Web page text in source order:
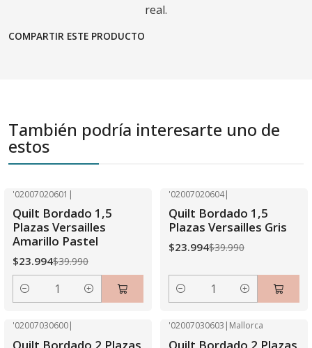
real.
COMPARTIR ESTE PRODUCTO
También podría interesarte uno de
estos
'02007020601 |
Quilt Bordado 1,5
Plazas Versailles
Amarillo Pastel
$23.994$39.990
Cantidad
'02007020604|
Quilt Bordado 1,5
Plazas Versailles Gris
$23.994$39.990
Cantidad
'02007030600|
Quilt Bordado 2 Plazas
'02007030603 | Mallorca
Quilt Bordado 2 Plazas